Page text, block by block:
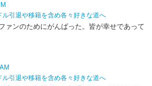
引退や移籍を含め各々好きな道へ
ァンのためにがんばった。皆が幸せであって
引退や移籍を含め各々好きな道へ